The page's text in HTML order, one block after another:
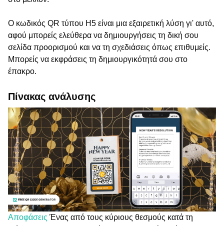
Ο κωδικός QR τύπου H5 είναι μια εξαιρετική λύση γι' αυτό,
αφού μπορείς ελεύθερα να δημιουργήσεις τη δική σου
σελίδα προορισμού και να τη σχεδιάσεις όπως επιθυμείς.
Μπορείς να εκφράσεις τη δημιουργικότητά σου στο
έπακρο.
Πίνακας ανάλυσης
Αποφάσεις Ένας από τους κύριους θεσμούς κατά τη